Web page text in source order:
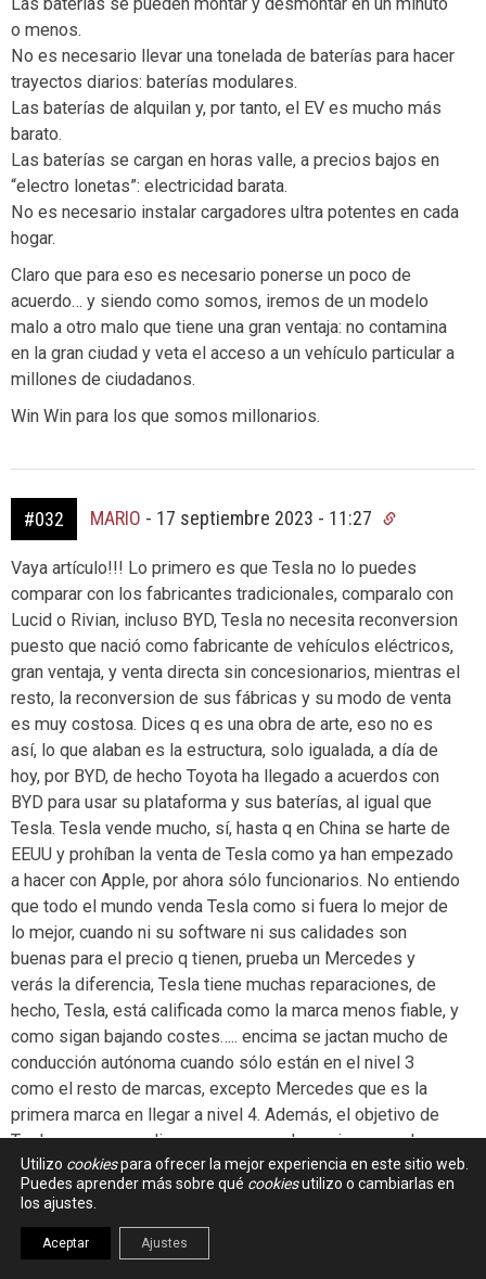
o menos.
No es necesario llevar una tonelada de baterías para hacer
trayectos diarios: baterías modulares.
Las baterías de alquilan y, por tanto, el EV es mucho más
barato.
Las baterías se cargan en horas valle, a precios bajos en
“electro lonetas”: electricidad barata.
No es necesario instalar cargadores ultra potentes en cada
hogar.
Claro que para eso es necesario ponerse un poco de
acuerdo… y siendo como somos, iremos de un modelo
malo a otro malo que tiene una gran ventaja: no contamina
en la gran ciudad y veta el acceso a un vehículo particular a
millones de ciudadanos.
Win Win para los que somos millonarios.
#032 MARIO - 17 septiembre 2023 - 11:27
Vaya artículo!!! Lo primero es que Tesla no lo puedes
comparar con los fabricantes tradicionales, comparalo con
Lucid o Rivian, incluso BYD, Tesla no necesita reconversion
puesto que nació como fabricante de vehículos eléctricos,
gran ventaja, y venta directa sin concesionarios, mientras el
resto, la reconversion de sus fábricas y su modo de venta
es muy costosa. Dices q es una obra de arte, eso no es
así, lo que alaban es la estructura, solo igualada, a día de
hoy, por BYD, de hecho Toyota ha llegado a acuerdos con
BYD para usar su plataforma y sus baterías, al igual que
Tesla. Tesla vende mucho, sí, hasta q en China se harte de
EEUU y prohíban la venta de Tesla como ya han empezado
a hacer con Apple, por ahora sólo funcionarios. No entiendo
que todo el mundo venda Tesla como si fuera lo mejor de
lo mejor, cuando ni su software ni sus calidades son
buenas para el precio q tienen, prueba un Mercedes y
verás la diferencia, Tesla tiene muchas reparaciones, de
hecho, Tesla, está calificada como la marca menos fiable, y
como sigan bajando costes….. encima se jactan mucho de
conducción autónoma cuando sólo están en el nivel 3
como el resto de marcas, excepto Mercedes que es la
primera marca en llegar a nivel 4. Además, el objetivo de
Tesla no es ganar dinero con sus coches, si no con el
software de sus coches, mediante suscripciones,
actualizaciones, etc…. En cuanto al coche eléctrico en
salieron los primeros smartphones, que te comprabas uno
Utilizo cookiespara ofrecer la mejor experiencia en este sitio web.
Puedes aprender más sobre qué cookiesutilizo o cambiarlas en
los ajustes.
Aceptar Ajustes